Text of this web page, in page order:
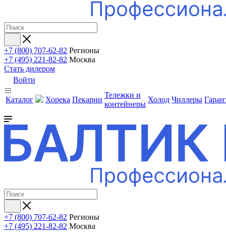
+7 (800) 707-62-82 Регионы
+7 (495) 221-82-82 Москва
Стать дилером
Войти
Каталог Хорека Пекарни
Тележки и
контейнеры
Холод Чиллеры
+7 (800) 707-62-82 Регионы
+7 (495) 221-82-82 Москва